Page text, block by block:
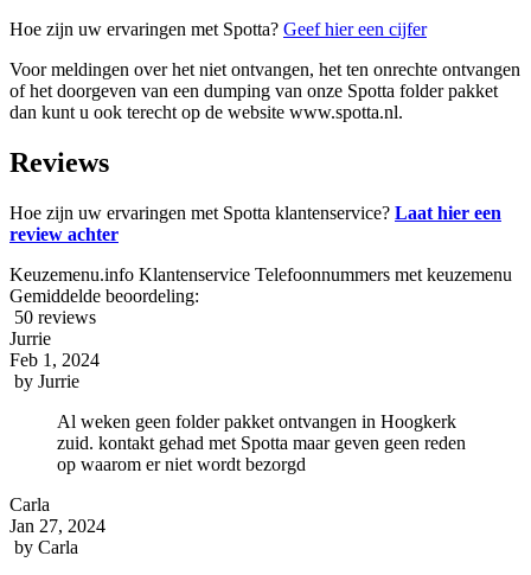
Hoe zijn uw ervaringen met Spotta? Geef hier een cijfer
Voor meldingen over het niet ontvangen, het ten onrechte ontvangen
of het doorgeven van een dumping van onze Spotta folder pakket
dan kunt u ook terecht op de website www.spotta.nl.
Reviews
Hoe zijn uw ervaringen met Spotta klantenservice? Laat hier een
review achter
Keuzemenu.info Klantenservice Telefoonnummers met keuzemenu
Gemiddelde beoordeling:
50 reviews
Jurrie
Feb 1, 2024
by Jurrie
Al weken geen folder pakket ontvangen in Hoogkerk
zuid. kontakt gehad met Spotta maar geven geen reden
op waarom er niet wordt bezorgd
Carla
Jan 27, 2024
by Carla